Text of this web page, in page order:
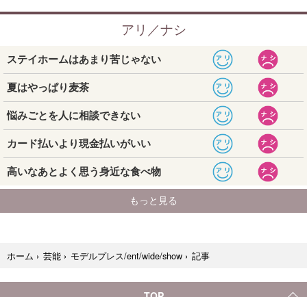
ホーム › 芸能 › モデルプレス/ent/wide/show › 記事